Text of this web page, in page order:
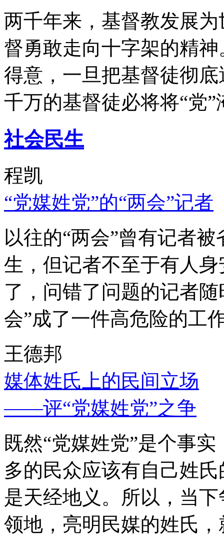
两千年来，基督教发展
督勇敢走向十字架的精
得意，一旦把基督徒彻
千万的基督徒必将将“党”
社会民生
程凯
“党媒姓党”的“两会”记者
以往的“两会”曾有记者
生，但记者不至于有人
了，问错了问题的记者
会”成了一件高危险的工
王德邦
媒体姓氏上的民间立场
——评“党媒姓党”之争
既然“党媒姓党”是个事
多的民众应该有自己姓
是天经地义。所以，当
领地，亮明民媒的姓氏